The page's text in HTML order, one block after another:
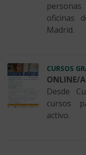
oficinas
Madrid.
CURSOS
ONLINE/
Desde
cursos
activo.